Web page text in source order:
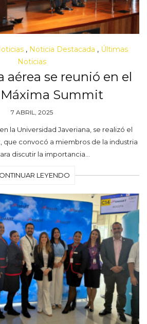
, Noticia Destacada , Últimas
Noticias
aérea se reunió en el
Summit
7 ABRIL, 2025
la Universidad Javeriana, se realizó el
que convocó a miembros de la industria
discutir la importancia…
LEYENDO